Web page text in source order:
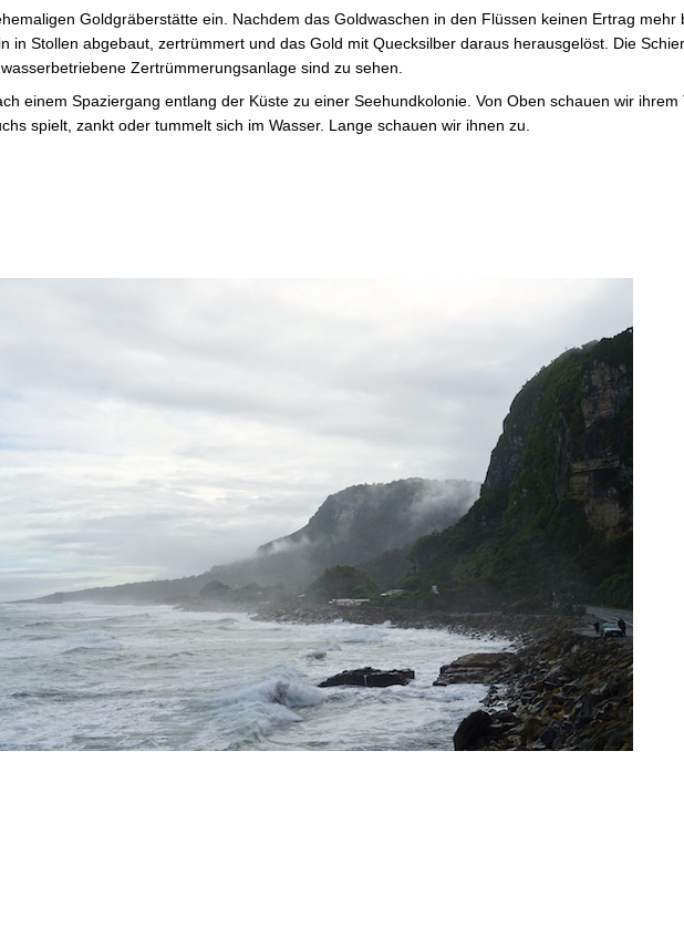
Goldgräberstätte ein. Nachdem das Goldwaschen in den Flüssen keinen Ertrag mehr
in Stollen abgebaut, zertrümmert und das Gold mit Quecksilber daraus herausgelöst. Die
Zertrümmerungsanlage sind zu sehen.
einem Spaziergang entlang der Küste zu einer Seehundkolonie. Von Oben schauen wir ihrem
spielt, zankt oder tummelt sich im Wasser. Lange schauen wir ihnen zu.